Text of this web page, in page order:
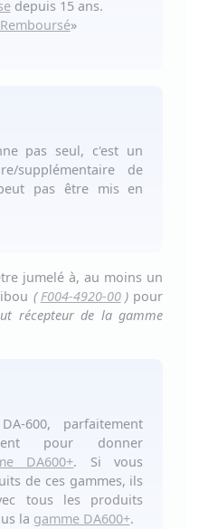
depuis 15 ans.
»
pas seul, c'est un
supplémentaire de
pas être mis en
jumelé à, au moins un
( F004-4920-00 )pour
récepteur de la gamme
600, parfaitement
pour donner
DA600+. Si vous
de ces gammes, ils
tous les produits
la gamme DA600+.